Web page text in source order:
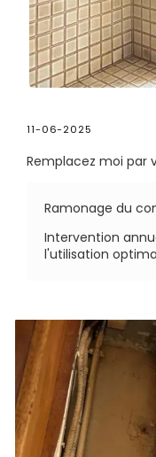
11-06-2025
Remplacez moi par
Ramonage du
Intervention
l'utilisation